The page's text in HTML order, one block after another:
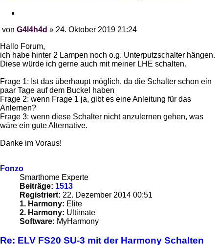
von G4l4h4d » 24. Oktober 2019 21:24
Hallo Forum,
ich habe hinter 2 Lampen noch o.g. Unterputzschalter hängen.
Diese würde ich gerne auch mit meiner LHE schalten.
Frage 1: Ist das überhaupt möglich, da die Schalter schon ein
paar Tage auf dem Buckel haben
Frage 2: wenn Frage 1 ja, gibt es eine Anleitung für das
Anlernen?
Frage 3: wenn diese Schalter nicht anzulernen gehen, was
wäre ein gute Alternative.
Danke im Voraus!
Fonzo
Smarthome Experte
Beiträge: 1513
Registriert: 22. Dezember 2014 00:51
1. Harmony: Elite
2. Harmony: Ultimate
Software: MyHarmony
Re: ELV FS20 SU-3 mit der Harmony Schalten